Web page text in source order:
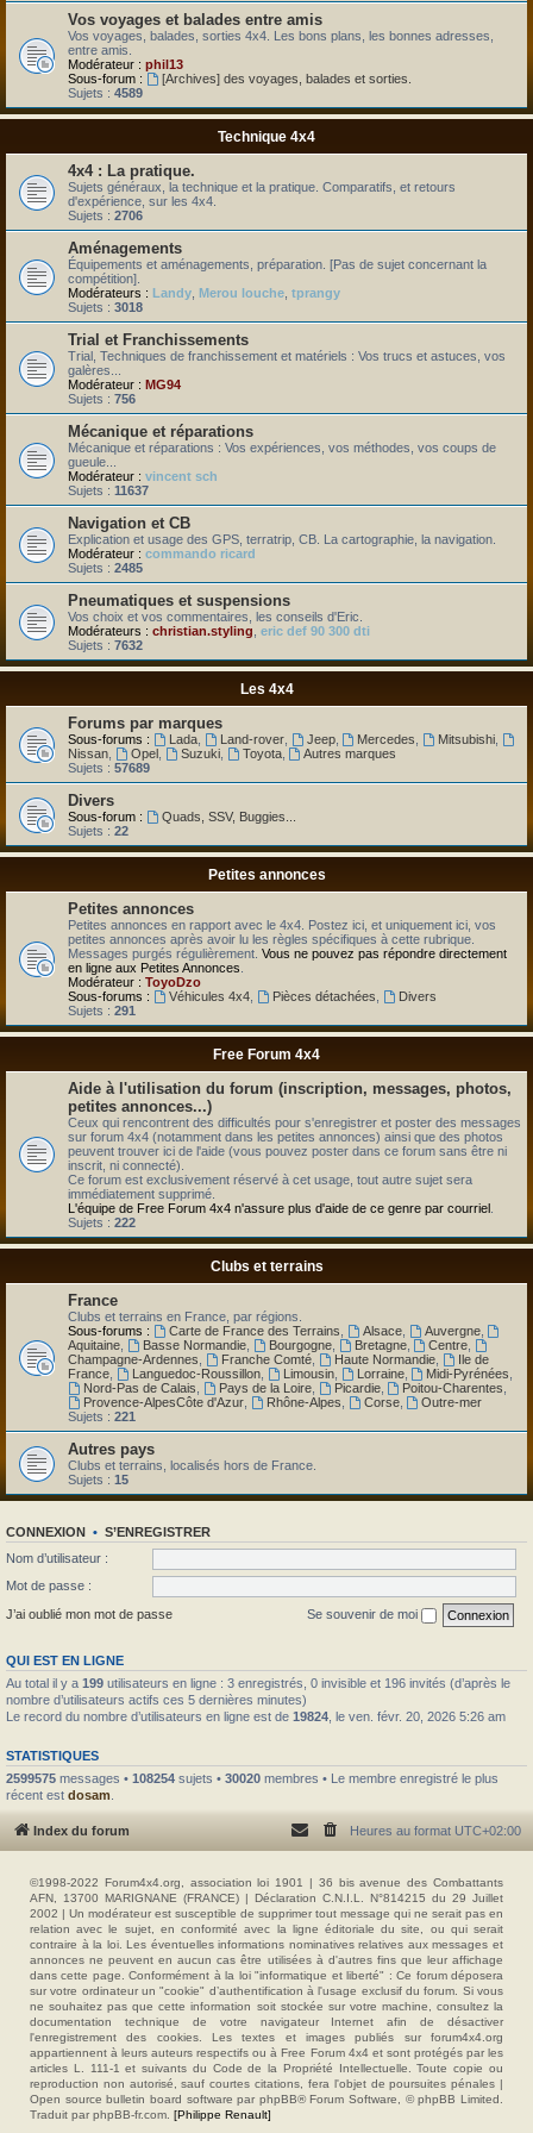
Vos voyages et balades entre amis
Vos voyages, balades, sorties 4x4. Les bons plans, les bonnes adresses,
entre amis.
Modérateur : phil13
Sous-forum :
[Archives] des voyages, balades et sorties.
Sujets : 4589
Technique 4x4
4x4 : La pratique.
Sujets généraux, la technique et la pratique. Comparatifs, et retours
d'expérience, sur les 4x4.
Sujets : 2706
Aménagements
Équipements et aménagements, préparation. [Pas de sujet concernant la
compétition].
Modérateurs : Landy Merou louche tprangy
Sujets : 3018
Trial et Franchissements
Trial, Techniques de franchissement et matériels : Vos trucs et astuces, vos
galères...
Modérateur : MG94
Sujets : 756
Mécanique et réparations
Mécanique et réparations : Vos expériences, vos méthodes, vos coups de
gueule...
Modérateur : vincent sch
Sujets : 11637
Navigation et CB
Explication et usage des GPS, terratrip, CB. La cartographie, la navigation.
Modérateur : commando ricard
Sujets : 2485
Pneumatiques et suspensions
Vos choix et vos commentaires, les conseils d'Eric.
Modérateurs : christian.styling eric def 90 300 dti
Sujets : 7632
Les 4x4
Forums par marques
Sous-forums : Lada, Land-rover, Jeep, Mercedes Mitsubishi
Nissan
Opel, Suzuki, Toyota,
Autres marques
Sujets : 57689
Divers
Sous-forum :
Quads, SSV, Buggies...
Sujets : 22
Petites annonces
Petites annonces
Petites annonces en rapport avec le 4x4. Postez ici, et uniquement ici, vos
petites annonces après avoir lu les règles spécifiques à cette rubrique.
Messages purgés régulièrement. Vous ne pouvez pas répondre directement
en ligne aux Petites Annonces
Modérateur : ToyoDzo
Sous-forums :
Véhicules 4x4, Pièces détachées
Divers
Sujets : 291
Free Forum 4x4
Aide à l'utilisation du forum (inscription, messages, photos,
petites annonces...)
Ceux qui rencontrent des difficultés pour s'enregistrer et poster des messages
sur forum 4x4 (notamment dans les petites annonces) ainsi que des photos
peuvent trouver ici de l'aide (vous pouvez poster dans ce forum sans être ni
inscrit, ni connecté).
Ce forum est exclusivement réservé à cet usage, tout autre sujet sera
immédiatement supprimé.
L'équipe de Free Forum 4x4 n'assure plus d'aide de ce genre par courriel
Sujets : 222
Clubs et terrains
France
Clubs et terrains en France, par régions.
Sous-forums :
Carte de France des Terrains Alsace, Auvergne,
Aquitaine
Basse Normandie, Bourgogne, Bretagne, Centre
Champagne-Ardennes
Franche Comté, Haute Normandie,
Ile de
France
Languedoc-Roussillon, Limousin, Lorraine, Midi-Pyrénées
Nord-Pas de Calais
Pays de la Loire, Picardie, Poitou-Charentes
Provence-AlpesCôte d'Azur, Rhône-Alpes Corse,
Outre-mer
Sujets : 221
Autres pays
Clubs et terrains, localisés hors de France.
Sujets : 15
CONNEXION • S’ENREGISTRER
Nom d’utilisateur :
Mot de passe :
J’ai oublié mon mot de passe
Se souvenir de moi
QUI EST EN LIGNE
Au total il y a 199 utilisateurs en ligne : 3 enregistrés, 0 invisible et 196 invités (d’après le
nombre d’utilisateurs actifs ces 5 dernières minutes)
Le record du nombre d’utilisateurs en ligne est de 19824 , le ven. févr. 20, 2026 5:26 am
STATISTIQUES
2599575 messages • 108254 sujets • 30020 membres • Le membre enregistré le plus
récent est dosam
Index du forum Heures au format UTC+02:00
©1998-2022 Forum4x4.org, association loi 1901 | 36 bis avenue des Combattants
AFN, 13700 MARIGNANE (FRANCE) | Déclaration C.N.I.L. N°814215 du 29 Juillet
2002 | Un modérateur est susceptible de supprimer tout message qui ne serait pas en
relation avec le sujet, en conformité avec la ligne éditoriale du site, ou qui serait
contraire à la loi. Les éventuelles informations nominatives relatives aux messages et
annonces ne peuvent en aucun cas être utilisées à d'autres fins que leur affichage
dans cette page. Conformément à la loi "informatique et liberté" : Ce forum déposera
sur votre ordinateur un "cookie" d’authentification à l'usage exclusif du forum. Si vous
ne souhaitez pas que cette information soit stockée sur votre machine, consultez la
documentation technique de votre navigateur Internet afin de désactiver
l'enregistrement des cookies. Les textes et images publiés sur forum4x4.org
appartiennent à leurs auteurs respectifs ou à Free Forum 4x4 et sont protégés par les
articles L. 111-1 et suivants du Code de la Propriété Intellectuelle. Toute copie ou
reproduction non autorisé, sauf courtes citations, fera l'objet de poursuites pénales |
Open source bulletin board software par phpBB® Forum Software, © phpBB Limited.
Traduit par phpBB-fr.com. [Philippe Renault]